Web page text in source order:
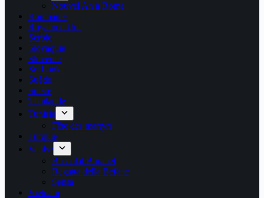
Nouvel An à Rome
Roumanie
Royaume Uni
Serbie
Slovaquie
Slovénie
Sri Lanka
Suède
Suisse
Thaïlande
Tunisie
Fête des martyrs
Turquie
Venise
Bussolai Buranei
Regatta della Befane
Sensa
Vietnam